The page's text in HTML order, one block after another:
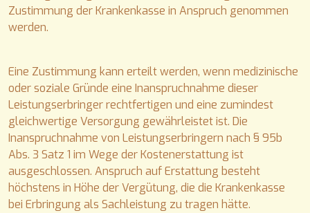
Zustimmung der Krankenkasse in Anspruch genommen
werden.
Eine Zustimmung kann erteilt werden, wenn medizinische
oder soziale Gründe eine Inanspruchnahme dieser
Leistungserbringer rechtfertigen und eine zumindest
gleichwertige Versorgung gewährleistet ist. Die
Inanspruchnahme von Leistungserbringern nach § 95b
Abs. 3 Satz 1 im Wege der Kostenerstattung ist
ausgeschlossen. Anspruch auf Erstattung besteht
höchstens in Höhe der Vergütung, die die Krankenkasse
bei Erbringung als Sachleistung zu tragen hätte.